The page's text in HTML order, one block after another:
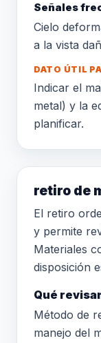
Señales
Cielo
a la vista
DATO ÚTIL
Indicar el
metal) y la
planificar.
retiro de
El retiro
y permite
Materiales
disposición
Qué
Método de
manejo del